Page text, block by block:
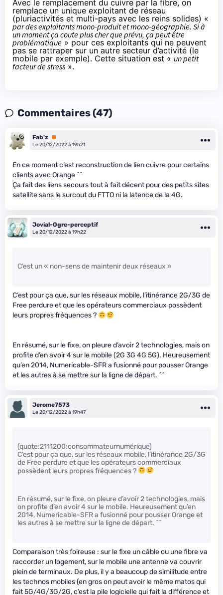
Avec le remplacement du cuivre par la fibre, on
remplace un unique exploitant de réseau
(pluriactivités et multi-pays avec les reins solides) «
par des exploitants mono-produit et mono-géographie. Si à
un moment ça coute plus cher que prévu, ça peut être
problématique » pour ces exploitants qui ne peuvent
pas se rattraper sur un autre secteur d’activité (le
mobile par exemple). Cette situation est « un petit
facteur de stress ».
Commentaires (47)
Fab'z
Premium
Le 20/12/2022 à 19h21
En ce moment c’est reconstruction de lien cuivre pour certains
clients avec Orange ^^
Ça fait des liens secours tout à fait décent pour des petits sites
satellite sans le surcout du FTTO ni la latence de la 4G.
Jovial-Ogre-perceptif
Le 20/12/2022 à 19h22
C’est un « non-sens de maintenir deux réseaux »
C’est pour ça que, sur les réseaux mobile, l’itinérance 2G/3G de
Free perdure et que les opérateurs commerciaux possèdent
leurs propres fréquences ?
En résumé, sur le fixe, on pleure d’avoir 2 technologies, mais on
profite d’en avoir 4 sur le mobile (2G 3G 4G 5G). Heureusement
qu’en 2014, Numericable-SFR a fusionné pour pousser Orange
et les autres à se mettre sur la ligne de départ. ^^
Jerome7573
Le 20/12/2022 à 19h47
(quote:2111200:consommateurnumérique)
C’est pour ça que, sur les réseaux mobile, l’itinérance 2G/3G
de Free perdure et que les opérateurs commerciaux
possèdent leurs propres fréquences ?
En résumé, sur le fixe, on pleure d’avoir 2 technologies, mais
on profite d’en avoir 4 sur le mobile. Heureusement qu’en
2014, Numericable-SFR a fusionné pour pousser Orange et
les autres à se mettre sur la ligne de départ. ^^
Comparaison très foireuse : sur le fixe un câble ou une fibre va
raccorder un logement, sur le mobile une antenne va couvrir
plein de terminaux. De plus, il y a beaucoup de similitude entre
les technos mobiles (en gros on peut avoir le même matos qui
fait 5G/4G/3G/2G, c’est la pile logicielle qui fait la différence et